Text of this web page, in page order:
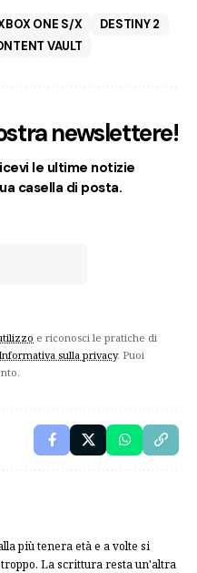
ONE S/X
DESTINY 2
VAULT
newslettere!
le ultime notizie
casella di posta.
e riconosci le pratiche di
Informativa sulla privacy. Puoi
più tenera età e a volte si
La scrittura resta un'altra